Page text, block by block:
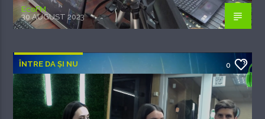
EcoFM
30 AUGUST 2023
ÎNTRE DA ȘI NU 0